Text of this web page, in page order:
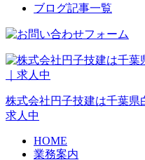
ブログ記事一覧
株式会社円子技建は千葉県
求人中
HOME
業務案内